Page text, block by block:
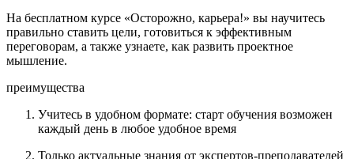
На бесплатном курсе «Осторожно, карьера!» вы научитесь
правильно ставить цели, готовиться к эффективным
переговорам, а также узнаете, как развить проектное
мышление.
преимущества
Учитесь в удобном формате: старт обучения возможен
каждый день в любое удобное время
Только актуальные знания от экспертов-преподавателей